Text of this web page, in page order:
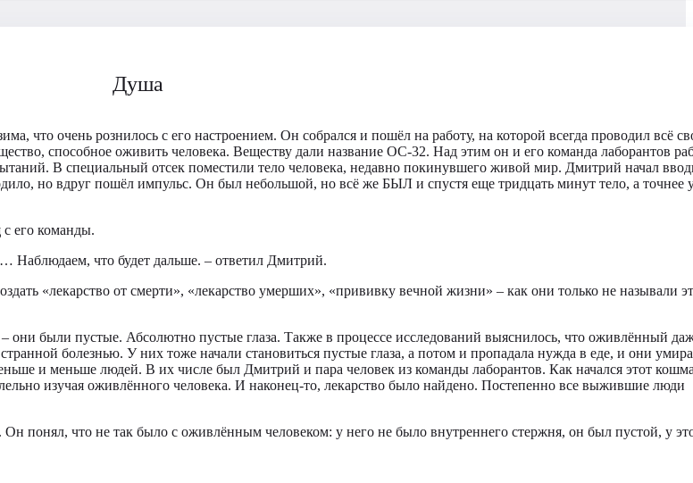
Душа
что очень рознилось с его настроением. Он собрался и пошёл на работу, на которой всегда проводил всё
способное оживить человека. Веществу дали название ОС-32. Над этим он и его команда лаборантов
В специальный отсек поместили тело человека, недавно покинувшего живой мир. Дмитрий начал
но вдруг пошёл импульс. Он был небольшой, но всё же БЫЛ и спустя еще тридцать минут тело, а точнее
его команды.
Наблюдаем, что будет дальше. – ответил Дмитрий.
«лекарство от смерти», «лекарство умерших», «прививку вечной жизни» – как они только не называли
они были пустые. Абсолютно пустые глаза. Также в процессе исследований выяснилось, что оживлённый
болезнью. У них тоже начали становиться пустые глаза, а потом и пропадала нужда в еде, и они
и меньше людей. В их числе был Дмитрий и пара человек из команды лаборантов. Как начался этот
изучая оживлённого человека. И наконец-то, лекарство было найдено. Постепенно все выжившие люди
понял, что не так было с оживлённым человеком: у него не было внутреннего стержня, он был пустой, у